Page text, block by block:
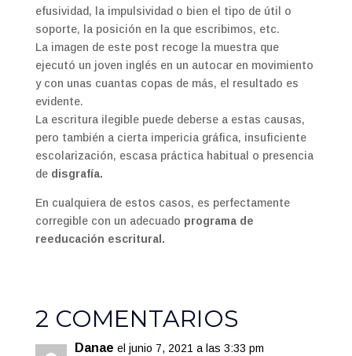
efusividad, la impulsividad o bien el tipo de útil o
soporte, la posición en la que escribimos, etc.
La imagen de este post recoge la muestra que
ejecutó un joven inglés en un autocar en movimiento
y con unas cuantas copas de más, el resultado es
evidente.
La escritura ilegible puede deberse a estas causas,
pero también a cierta impericia gráfica, insuficiente
escolarización, escasa práctica habitual o presencia
de disgrafía.
En cualquiera de estos casos, es perfectamente
corregible con un adecuado programa de
reeducación escritural.
2 COMENTARIOS
Danae el junio 7, 2021 a las 3:33 pm